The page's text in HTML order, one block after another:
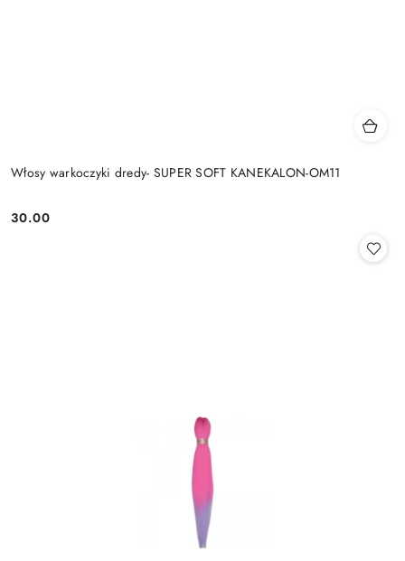
Włosy warkoczyki dredy- SUPER SOFT KANEKALON-OM11
Cena:
30.00